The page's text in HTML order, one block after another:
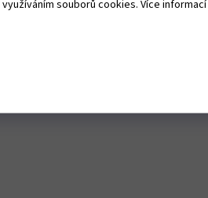
souborů cookies. Více informací